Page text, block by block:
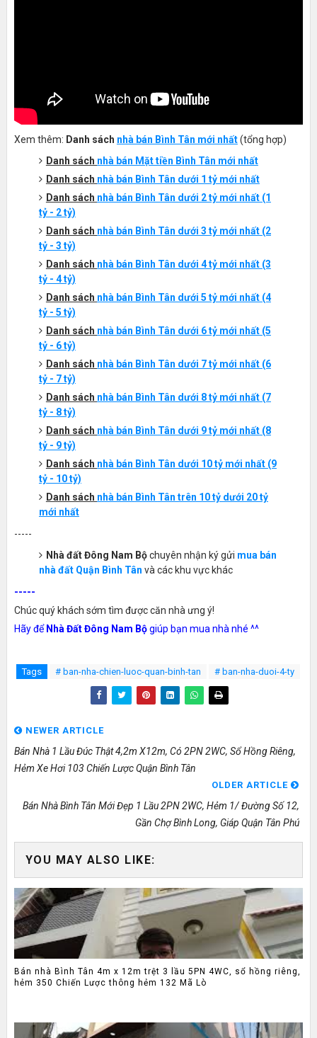
Xem thêm: Danh sách nhà bán Bình Tân mới nhất(tổng hợp)
Danh sách nhà bán Mặt tiền Bình Tân mới nhất
Danh sách nhà bán Bình Tân dưới 1 tỷ mới nhất
Danh sách nhà bán Bình Tân dưới 2 tỷ mới nhất (1
tỷ - 2 tỷ)
Danh sách nhà bán Bình Tân dưới 3 tỷ mới nhất (2
tỷ - 3 tỷ)
Danh sách nhà bán Bình Tân dưới 4 tỷ mới nhất (3
tỷ - 4 tỷ)
Danh sách nhà bán Bình Tân dưới 5 tỷ mới nhất (4
tỷ - 5 tỷ)
Danh sách nhà bán Bình Tân dưới 6 tỷ mới nhất (5
tỷ - 6 tỷ)
Danh sách nhà bán Bình Tân dưới 7 tỷ mới nhất (6
tỷ - 7 tỷ)
Danh sách nhà bán Bình Tân dưới 8 tỷ mới nhất(7
tỷ - 8 tỷ)
Danh sách nhà bán Bình Tân dưới 9 tỷ mới nhất(8
tỷ - 9 tỷ)
Danh sách nhà bán Bình Tân dưới 10 tỷ mới nhất (9
tỷ - 10 tỷ)
Danh sách nhà bán Bình Tân trên 10 tỷ dưới 20 tỷ
mới nhất
-----
Nhà đất Đông Nam Bộchuyên nhận ký gửi mua bán
nhà đất Quận Bình Tân và các khu vực khác
-----
Chúc quý khách sớm tìm được căn nhà ưng ý!
Hãy để Nhà Đất Đông Nam Bộgiúp bạn mua nhà nhé ^^
Tags # ban-nha-chien-luoc-quan-binh-tan # ban-nha-duoi-4-ty
NEWER ARTICLE
Bán Nhà 1 Lầu Đúc Thật 4,2m X12m, Có 2PN 2WC, Sổ Hồng Riêng,
Hẻm Xe Hơi 103 Chiến Lược Quận Bình Tân
OLDER ARTICLE
Bán Nhà Bình Tân Mới Đẹp 1 Lầu 2PN 2WC, Hẻm 1/ Đường Số 12,
Gần Chợ Bình Long, Giáp Quận Tân Phú
YOU MAY ALSO LIKE:
Bán nhà Bình Tân 4m x 12m trệt 3 lầu 5PN 4WC, sổ hồng riêng,
hẻm 350 Chiến Lược thông hẻm 132 Mã Lò